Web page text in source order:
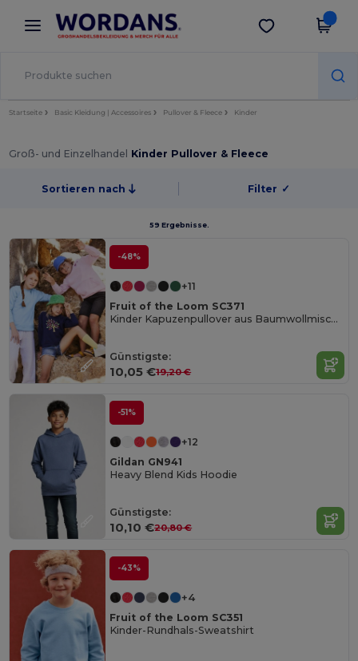
× Wordans App
Bessere Preise in der App!
App holen
Startseite Basic Kleidung | Accessoires Pullover & Fleece Kinder
Groß- und Einzelhandel Kinder Pullover & Fleece
Sortieren nach Filter ✓
59 Ergebnisse.
-48%
+11
Fruit of the Loom SC371
Kinder Kapuzenpullover aus Baumwollmischung
Günstigste:
10,05 €19,20 €
-51%
+12
Gildan GN941
Heavy Blend Kids Hoodie
Günstigste:
10,10 €20,80 €
-43%
+4
Fruit of the Loom SC351
Kinder-Rundhals-Sweatshirt